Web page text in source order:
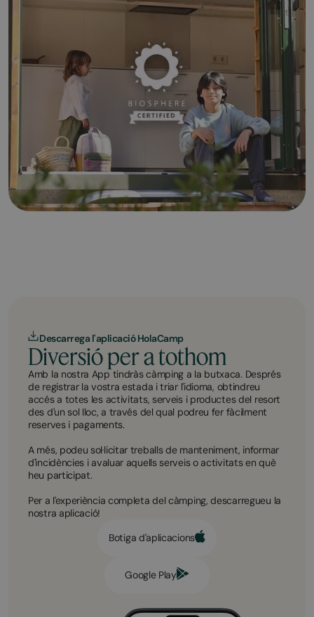
Descarrega l'aplicació HolaCamp
Diversió per a tothom
Amb la nostra App tindràs càmping a la butxaca. Després
de registrar la vostra estada i triar l'idioma, obtindreu
accés a totes les activitats, serveis i productes del resort
des d'un sol lloc, a través del qual podreu fer fàcilment
reserves i pagaments.
A més, podeu sol·licitar treballs de manteniment, informar
d'incidències i avaluar aquells serveis o activitats en què
heu participat.
Per a l'experiència completa del càmping, descarregueu la
nostra aplicació!
Botiga d'aplicacions
Google Play